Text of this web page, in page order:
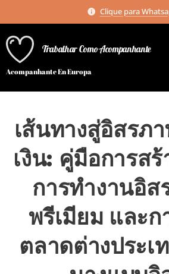
Clique para
Trabalhar Como Acompanhante
Acompanhante En Europa
เส้นทางสู่อิสรภ
เงิน: คู่มือการส
การทำงานอิส
พรีเมียม และก
ตลาดต่างประเ